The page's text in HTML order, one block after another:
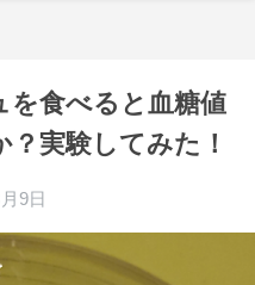
を食べると血糖値
実験してみた！
9日